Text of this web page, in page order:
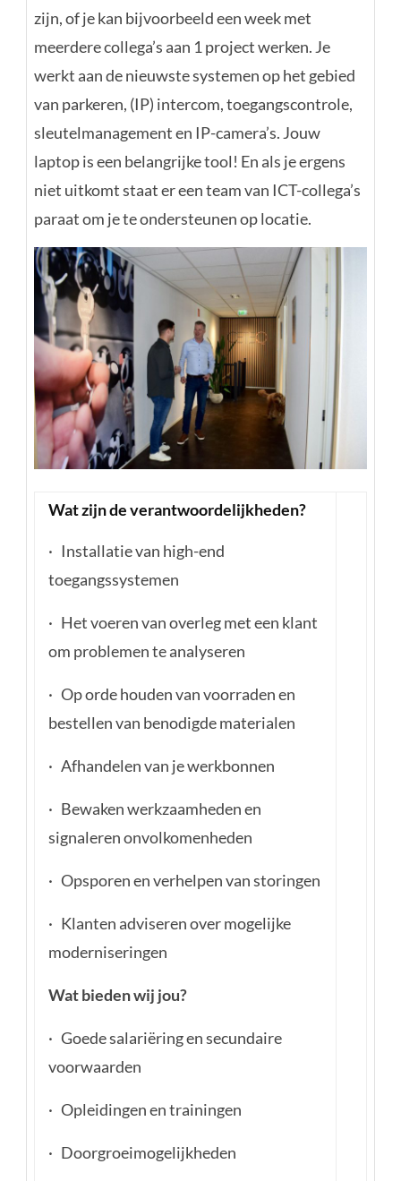
zijn, of je kan bijvoorbeeld een week met
meerdere collega’s aan 1 project werken. Je
werkt aan de nieuwste systemen op het gebied
van parkeren, (IP) intercom, toegangscontrole,
sleutelmanagement en IP-camera’s. Jouw
laptop is een belangrijke tool! En als je ergens
niet uitkomt staat er een team van ICT-collega’s
paraat om je te ondersteunen op locatie.
Wat zijn de verantwoordelijkheden?
· Installatie van high-end
toegangssystemen
· Het voeren van overleg met een klant
om problemen te analyseren
· Op orde houden van voorraden en
bestellen van benodigde materialen
· Afhandelen van je werkbonnen
· Bewaken werkzaamheden en
signaleren onvolkomenheden
· Opsporen en verhelpen van storingen
· Klanten adviseren over mogelijke
moderniseringen
Wat bieden wij jou?
· Goede salariëring en secundaire
voorwaarden
· Opleidingen en trainingen
· Doorgroeimogelijkheden